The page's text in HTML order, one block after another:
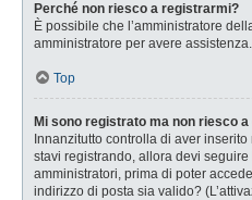
Perché non riesco a registrarmi?
È possibile che l’amministratore
amministratore per avere assistenza.
Top
Mi sono registrato ma non riesco
Innanzitutto controlla di aver
stavi registrando, allora devi
amministratori, prima di poter
indirizzo di posta sia valido?